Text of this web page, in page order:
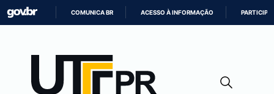
CONTEÚDO
COMUNICA BR ACESSO À INFORMAÇÃO PARTICIPE